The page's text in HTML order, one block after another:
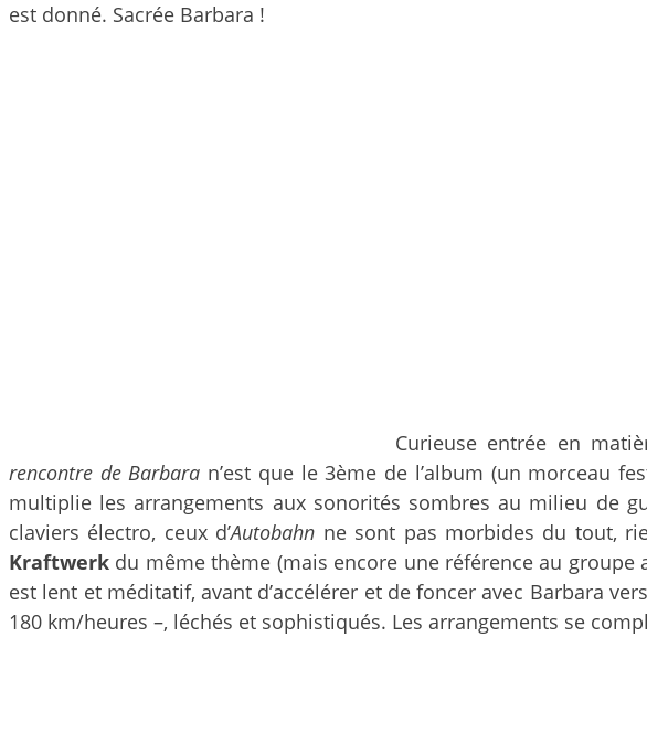
est donné. Sacrée Barbara !
Curieuse entrée en
rencontre de Barbara n’est que le 3ème de l’album (un morceau
multiplie les arrangements aux sonorités sombres au milieu de
claviers électro, ceux d’Autobahn ne sont pas morbides du tout,
Kraftwerk du même thème (mais encore une référence au groupe
est lent et méditatif, avant d’accélérer et de foncer avec Barbara
180 km/heures –, léchés et sophistiqués. Les arrangements se